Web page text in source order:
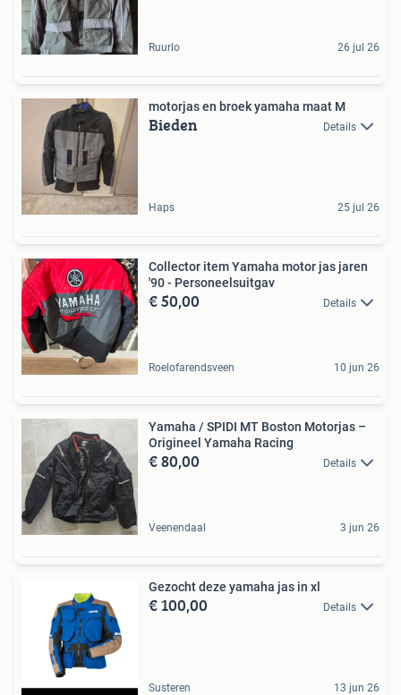
Ruurlo 26 jul 26
motorjas en broek yamaha maat M
Bieden Details
Haps 25 jul 26
Collector item Yamaha motor jas jaren
'90 - Personeelsuitgav
€ 50,00 Details
Roelofarendsveen 10 jun 26
Yamaha / SPIDI MT Boston Motorjas –
Origineel Yamaha Racing
€ 80,00 Details
Veenendaal 3 jun 26
Gezocht deze yamaha jas in xl
€ 100,00 Details
Susteren 13 jun 26